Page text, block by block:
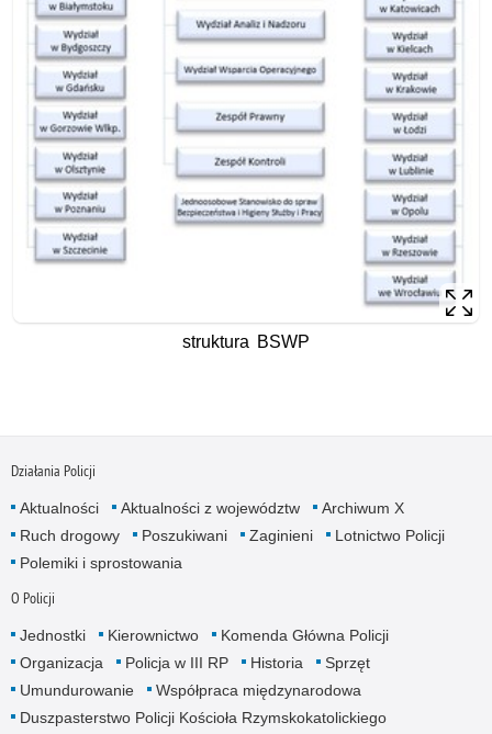
struktura BSWP
Działania Policji
Aktualności Aktualności z województw
Archiwum X
Ruch drogowy
Poszukiwani Zaginieni
Lotnictwo Policji
Polemiki i sprostowania
O Policji
Jednostki Kierownictwo
Komenda Główna Policji
Organizacja
Policja w III RP Historia
Sprzęt
Umundurowanie
Współpraca międzynarodowa
Duszpasterstwo Policji Kościoła Rzymskokatolickiego